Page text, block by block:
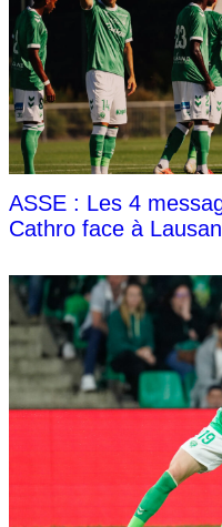
ASSE : Les 4
Cathro face à